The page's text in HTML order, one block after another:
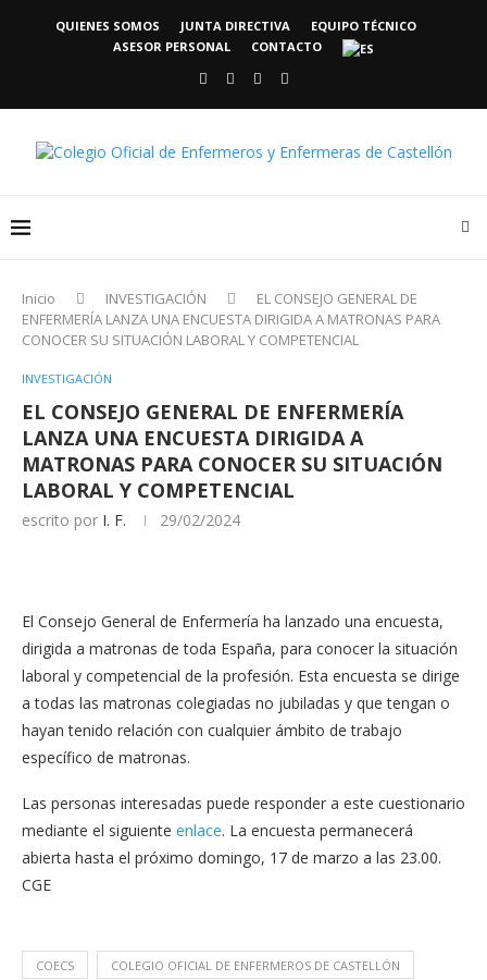
QUIENES SOMOS JUNTA DIRECTIVA
EQUIPO TÉCNICO
ASESOR PERSONAL
CONTACTO
Inicio INVESTIGACIÓN
EL CONSEJO GENERAL DE
ENFERMERÍA LANZA UNA ENCUESTA DIRIGIDA A MATRONAS PARA
CONOCER SU SITUACIÓN LABORAL Y COMPETENCIAL
INVESTIGACIÓN
EL CONSEJO GENERAL DE ENFERMERÍA
LANZA UNA ENCUESTA DIRIGIDA A
MATRONAS PARA CONOCER SU SITUACIÓN
LABORAL Y COMPETENCIAL
escrito por I. F. 29/02/2024
El Consejo General de Enfermería ha lanzado una encuesta,
dirigida a matronas de toda España, para conocer la situación
laboral y competencial de la profesión. Esta encuesta se dirige
a todas las matronas colegiadas no jubiladas y que tengan o
hayan tenido relación con cualquier ámbito de trabajo
específico de matronas.
Las personas interesadas puede responder a este cuestionario
mediante el siguiente enlace. La encuesta permanecerá
abierta hasta el próximo domingo, 17 de marzo a las 23.00.
CGE
COECS COLEGIO OFICIAL DE ENFERMEROS DE CASTELLÓN